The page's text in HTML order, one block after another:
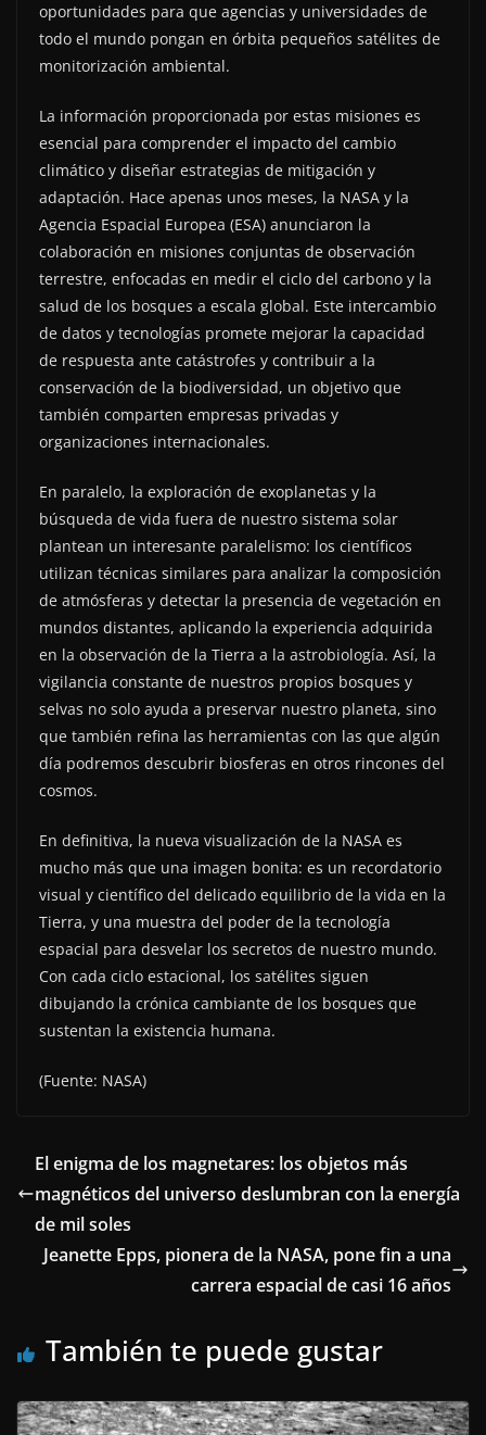
oportunidades para que agencias y universidades de
todo el mundo pongan en órbita pequeños satélites de
monitorización ambiental.
La información proporcionada por estas misiones es
esencial para comprender el impacto del cambio
climático y diseñar estrategias de mitigación y
adaptación. Hace apenas unos meses, la NASA y la
Agencia Espacial Europea (ESA) anunciaron la
colaboración en misiones conjuntas de observación
terrestre, enfocadas en medir el ciclo del carbono y la
salud de los bosques a escala global. Este intercambio
de datos y tecnologías promete mejorar la capacidad
de respuesta ante catástrofes y contribuir a la
conservación de la biodiversidad, un objetivo que
también comparten empresas privadas y
organizaciones internacionales.
En paralelo, la exploración de exoplanetas y la
búsqueda de vida fuera de nuestro sistema solar
plantean un interesante paralelismo: los científicos
utilizan técnicas similares para analizar la composición
de atmósferas y detectar la presencia de vegetación en
mundos distantes, aplicando la experiencia adquirida
en la observación de la Tierra a la astrobiología. Así, la
vigilancia constante de nuestros propios bosques y
selvas no solo ayuda a preservar nuestro planeta, sino
que también refina las herramientas con las que algún
día podremos descubrir biosferas en otros rincones del
cosmos.
En definitiva, la nueva visualización de la NASA es
mucho más que una imagen bonita: es un recordatorio
visual y científico del delicado equilibrio de la vida en la
Tierra, y una muestra del poder de la tecnología
espacial para desvelar los secretos de nuestro mundo.
Con cada ciclo estacional, los satélites siguen
dibujando la crónica cambiante de los bosques que
sustentan la existencia humana.
(Fuente: NASA)
El enigma de los magnetares: los objetos más
magnéticos del universo deslumbran con la energía
de mil soles
Jeanette Epps, pionera de la NASA, pone fin a una
carrera espacial de casi 16 años
También te puede gustar